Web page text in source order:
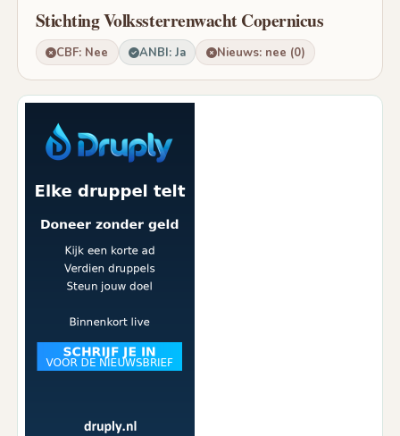
Stichting Volkssterrenwacht Copernicus
CBF: Nee ANBI: Ja Nieuws: nee (0)